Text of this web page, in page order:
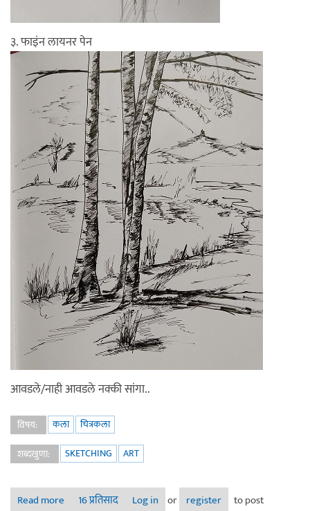
३. फाइंन लायनर पेन
आवडले/नाही आवडले नक्की सांगा..
विषय: कला
चित्रकला
शब्दखुणा:
SKETCHING ART
Read more about निसर्गचित्रे - स्केचेस
16 प्रतिसाद Log in or register to post